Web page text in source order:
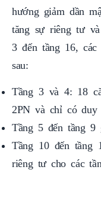
hướng giảm dần
tăng sự riêng tư
3 đến tầng 16,
sau:
Tầng 3 và 4: 18
2PN và chỉ có duy
Tầng 5 đến tầng 9
Tầng 10 đến tầng
riêng tư cho các